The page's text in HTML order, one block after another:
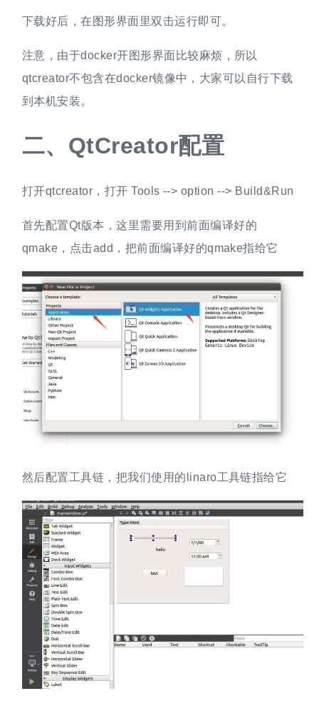
下载好后，在图形界面里双击运行即可。
注意，由于docker开图形界面比较麻烦，所以
qtcreator不包含在docker镜像中，大家可以自行下载
到本机安装。
二、 QtCreator配置
打开qtcreator，打开 Tools --> option --> Build&Run
首先配置Qt版本，这里需要用到前面编译好的
qmake，点击add，把前面编译好的qmake指给它
然后配置工具链，把我们使用的linaro工具链指给它